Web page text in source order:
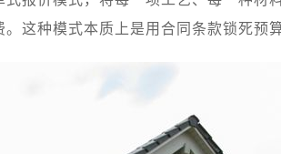
这种模式本质上是用合同条款锁死预